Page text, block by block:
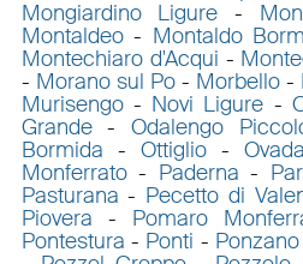
Mongiardino Ligure -
Montaldeo- Montaldo
Montechiaro d'Acqui -
- Morano sul Po- Morbello -
Murisengo- Novi Ligure -
Grande-Odalengo
Bormida - Ottiglio- Ovada
Monferrato- Paderna -
Pasturana - Pecetto di
Piovera - Pomaro
Pontestura - Ponti -